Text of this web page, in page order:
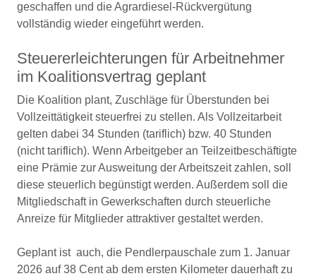
geschaffen und die Agrardiesel-Rückvergütung
vollständig wieder eingeführt werden.
Steuererleichterungen für Arbeitnehmer
im Koalitionsvertrag geplant
Die Koalition plant, Zuschläge für Überstunden bei
Vollzeittätigkeit steuerfrei zu stellen. Als Vollzeitarbeit
gelten dabei 34 Stunden (tariflich) bzw. 40 Stunden
(nicht tariflich). Wenn Arbeitgeber an Teilzeitbeschäftigte
eine Prämie zur Ausweitung der Arbeitszeit zahlen, soll
diese steuerlich begünstigt werden. Außerdem soll die
Mitgliedschaft in Gewerkschaften durch steuerliche
Anreize für Mitglieder attraktiver gestaltet werden.
Geplant ist auch, die Pendlerpauschale zum 1. Januar
2026 auf 38 Cent ab dem ersten Kilometer dauerhaft zu